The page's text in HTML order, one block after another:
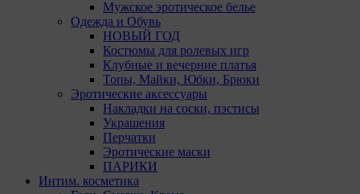
Мужское эротическое белье
Одежда и Обувь
НОВЫЙ ГОД
Костюмы для ролевых игр
Клубные и вечерние платья
Топы, Майки, Юбки, Брюки
Эротические аксессуары
Накладки на соски, пэстисы
Украшения
Перчатки
Эротические маски
ПАРИКИ
Интим. косметика